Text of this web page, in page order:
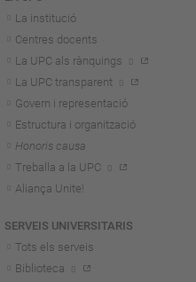
La institució
Centres docents
La UPC als rànquings
La UPC transparent
Govern i representació
Estructura i organització
Honoris causa
Treballa a la UPC
Aliança Unite!
SERVEIS UNIVERSITARIS
Tots els serveis
Biblioteca